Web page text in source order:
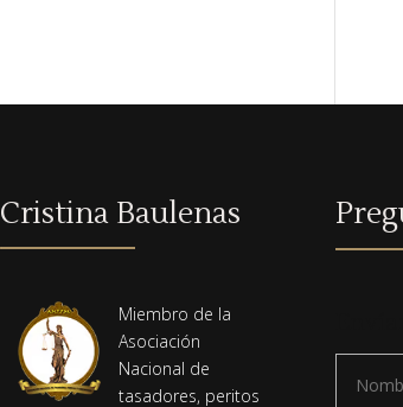
Cristina Baulenas
Miembro de la
Asociación
Nacional de
tasadores, peritos